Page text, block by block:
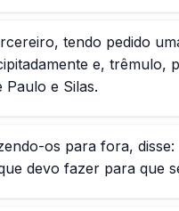
tendo pedido
e, trêmulo,
Paulo e Silas.
os para fora, disse:
devo fazer para que